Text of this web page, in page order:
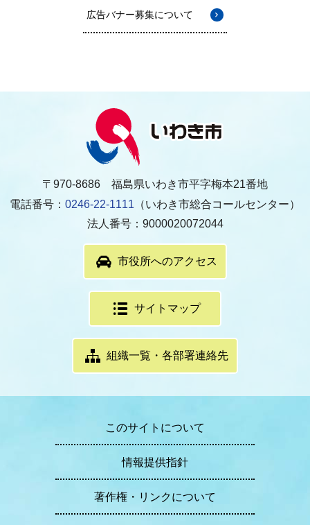
広告バナー募集について
〒970-8686 福島県いわき市平字梅本21番地
電話番号： 0246-22-1111 （いわき市総合コールセンター）
法人番号：9000020072044
市役所へのアクセス
サイトマップ
組織一覧・各部署連絡先
このサイトについて
情報提供指針
著作権・リンクについて